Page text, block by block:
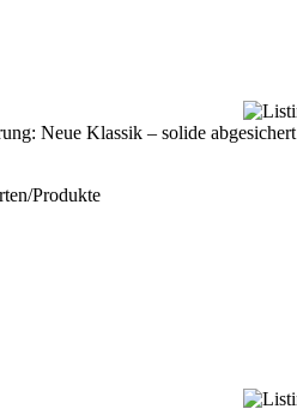
Neue Klassik – solide abgesichert
Produkte